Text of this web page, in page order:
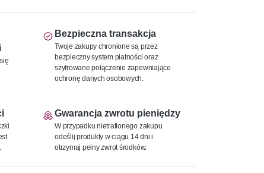
Bezpieczna transakcja
Twoje zakupy chronione są przez
bezpieczny system płatności oraz
szyfrowane połączenie zapewniające
ochronę danych osobowych.
Gwarancja zwrotu pieniędzy
W przypadku nietrafionego zakupu
odeślij produkty w ciągu 14 dni i
otrzymaj pełny zwrot środków.